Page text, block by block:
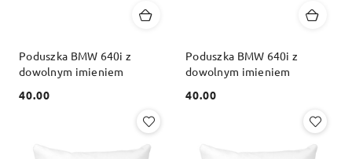
Poduszka BMW 640i z
dowolnym imieniem
Cena:
40.00
Poduszka BMW 640i z
dowolnym imieniem
Cena:
40.00